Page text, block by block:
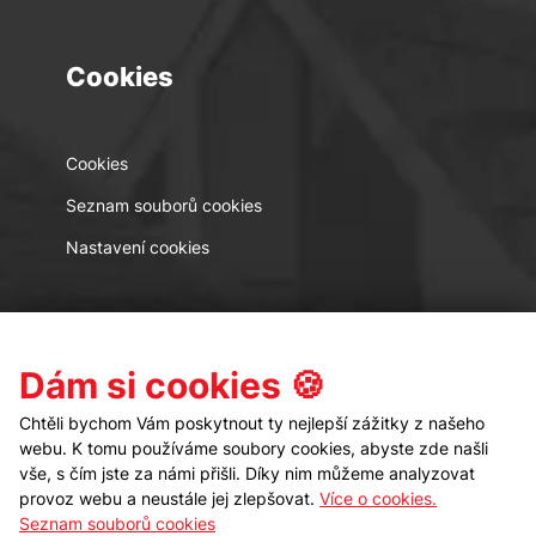
Cookies
Cookies
Seznam souborů cookies
Nastavení cookies
Kontakt Sledujte nás
Dám si cookies 🍪
Chtěli bychom Vám poskytnout ty nejlepší zážitky z našeho
webu. K tomu používáme soubory cookies, abyste zde našli
vše, s čím jste za námi přišli. Díky nim můžeme analyzovat
provoz webu a neustále jej zlepšovat. Více o cookies.
Seznam souborů cookies